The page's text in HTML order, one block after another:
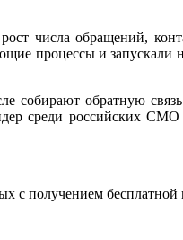
числа обращений,
процессы и
обратную связь
среди российских
с получением